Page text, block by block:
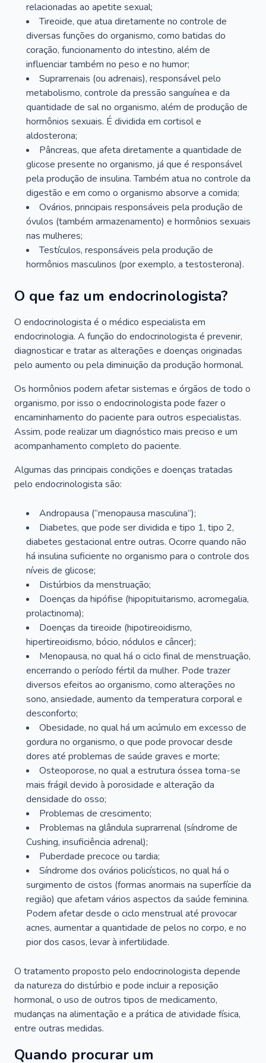
relacionadas ao apetite sexual;
Tireoide, que atua diretamente no controle de
diversas funções do organismo, como batidas do
coração, funcionamento do intestino, além de
influenciar também no peso e no humor;
Suprarrenais (ou adrenais), responsável pelo
metabolismo, controle da pressão sanguínea e da
quantidade de sal no organismo, além de produção de
hormônios sexuais. É dividida em cortisol e
aldosterona;
Pâncreas, que afeta diretamente a quantidade de
glicose presente no organismo, já que é responsável
pela produção de insulina. Também atua no controle da
digestão e em como o organismo absorve a comida;
Ovários, principais responsáveis pela produção de
óvulos (também armazenamento) e hormônios sexuais
nas mulheres;
Testículos, responsáveis pela produção de
hormônios masculinos (por exemplo, a testosterona).
O que faz um endocrinologista?
O endocrinologista é o médico especialista em
endocrinologia. A função do endocrinologista é prevenir,
diagnosticar e tratar as alterações e doenças originadas
pelo aumento ou pela diminuição da produção hormonal.
Os hormônios podem afetar sistemas e órgãos de todo o
organismo, por isso o endocrinologista pode fazer o
encaminhamento do paciente para outros especialistas.
Assim, pode realizar um diagnóstico mais preciso e um
acompanhamento completo do paciente.
Algumas das principais condições e doenças tratadas
pelo endocrinologista são:
Andropausa (“menopausa masculina”);
Diabetes, que pode ser dividida e tipo 1, tipo 2,
diabetes gestacional entre outras. Ocorre quando não
há insulina suficiente no organismo para o controle dos
níveis de glicose;
Distúrbios da menstruação;
Doenças da hipófise (hipopituitarismo, acromegalia,
prolactinoma);
Doenças da tireoide (hipotireoidismo,
hipertireoidismo, bócio, nódulos e câncer);
Menopausa, no qual há o ciclo final de menstruação,
encerrando o período fértil da mulher. Pode trazer
diversos efeitos ao organismo, como alterações no
sono, ansiedade, aumento da temperatura corporal e
desconforto;
Obesidade, no qual há um acúmulo em excesso de
gordura no organismo, o que pode provocar desde
dores até problemas de saúde graves e morte;
Osteoporose, no qual a estrutura óssea torna-se
mais frágil devido à porosidade e alteração da
densidade do osso;
Problemas de crescimento;
Problemas na glândula suprarrenal (síndrome de
Cushing, insuficiência adrenal);
Puberdade precoce ou tardia;
Síndrome dos ovários policísticos, no qual há o
surgimento de cistos (formas anormais na superfície da
região) que afetam vários aspectos da saúde feminina.
Podem afetar desde o ciclo menstrual até provocar
acnes, aumentar a quantidade de pelos no corpo, e no
pior dos casos, levar à infertilidade.
O tratamento proposto pelo endocrinologista depende
da natureza do distúrbio e pode incluir a reposição
hormonal, o uso de outros tipos de medicamento,
mudanças na alimentação e a prática de atividade física,
entre outras medidas.
Quando procurar um